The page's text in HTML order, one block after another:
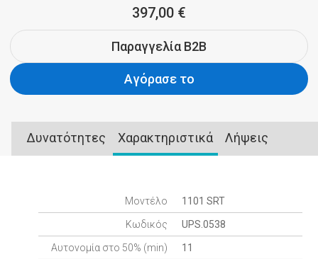
397,00 €
Παραγγελία B2B
Αγόρασε το
Δυνατότητες Χαρακτηριστικά Λήψεις
Μοντέλο 1101 SRT
Κωδικός UPS.0538
Αυτονομία στο 50% (min) 11